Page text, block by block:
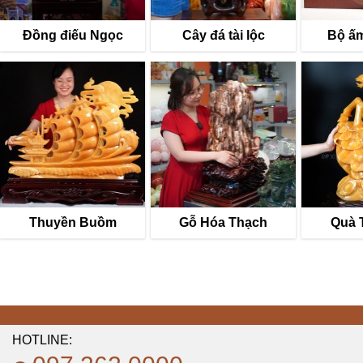
Đồng điếu Ngọc Cây đá tài lộc Bộ
Thuyền Buồm Gỗ Hóa Thạch Quà
HOTLINE: